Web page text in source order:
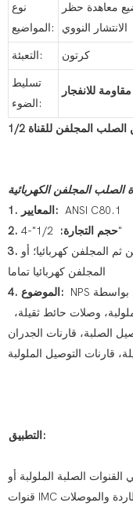
نوع
المواضيع:
معاهدة حظر
الانتشار النووي
التعبئة: كرتون
تسليط
الضوء:
للانفجار
1. المعايير: ANSI C80.1
2. حجم التجارة:1/2"-4"
المجلفن كهربائيا؛ أو
المجلفن كهربائيا تماما
4. الموضوع:
وصلات حائط ثقيلة،
الصلبة، قارنات الجدران
التطبيق:
الصلبة الملولبة أو
قنوات IMC معًا. يمكن استخدامها أيضًا مع حلمات المطاردة والموصلات